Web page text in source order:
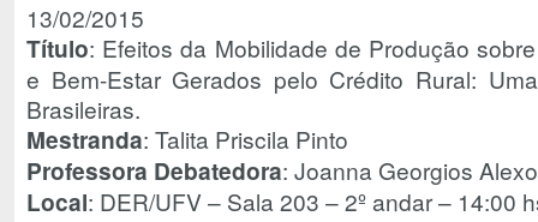
13/02/2015
Título: Efeitos da Mobilidade de Produção
e Bem-Estar Gerados pelo Crédito Rural:
Brasileiras.
Mestranda: Talita Priscila Pinto
Professora Debatedora: Joanna Georgios
Local: DER/UFV – Sala 203 – 2º andar – 14:00